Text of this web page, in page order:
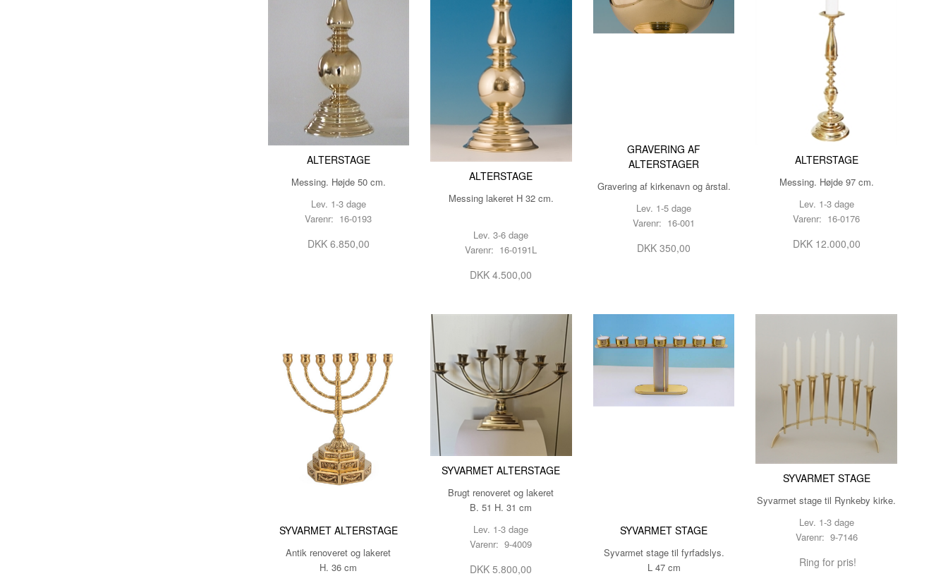
ALTERSTAGE
Messing. Højde 50 cm.
Lev. 1-3 dage
Varenr: 16-0193
DKK 6.850,00
ALTERSTAGE
Messing lakeret H 32 cm.
Lev. 3-6 dage
Varenr: 16-0191L
DKK 4.500,00
GRAVERING AF
ALTERSTAGER
Gravering af kirkenavn og årstal.
Lev. 1-5 dage
Varenr: 16-001
DKK 350,00
ALTERSTAGE
Messing. Højde 97 cm.
Lev. 1-3 dage
Varenr: 16-0176
DKK 12.000,00
SYVARMET ALTERSTAGE
Antik renoveret og lakeret
H. 36 cm
SYVARMET ALTERSTAGE
Brugt renoveret og lakeret
B. 51 H. 31 cm
Lev. 1-3 dage
Varenr: 9-4009
DKK 5.800,00
SYVARMET STAGE
Syvarmet stage til fyrfadslys.
L 47 cm
SYVARMET STAGE
Syvarmet stage til Rynkeby kirke.
Lev. 1-3 dage
Varenr: 9-7146
Ring for pris!